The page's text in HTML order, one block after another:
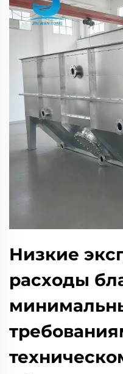
Низкие
расходы